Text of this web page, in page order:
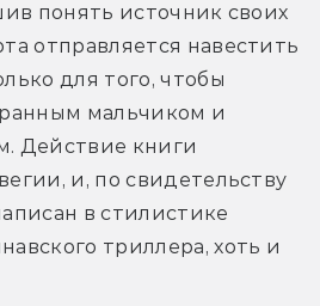
понять источник своих
отправляется навестить
для того, чтобы
мальчиком и
Действие книги
и, по свидетельству
в стилистике
триллера, хоть и